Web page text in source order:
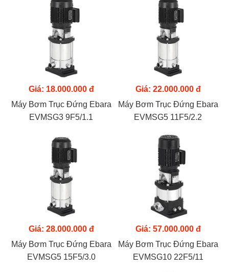
Giá: 18.000.000 đ
Máy Bơm Trục Đứng Ebara
EVMSG3 9F5/1.1
Giá: 22.000.000 đ
Máy Bơm Trục Đứng Ebara
EVMSG5 11F5/2.2
Giá: 28.000.000 đ
Máy Bơm Trục Đứng Ebara
EVMSG5 15F5/3.0
Giá: 57.000.000 đ
Máy Bơm Trục Đứng Ebara
EVMSG10 22F5/11